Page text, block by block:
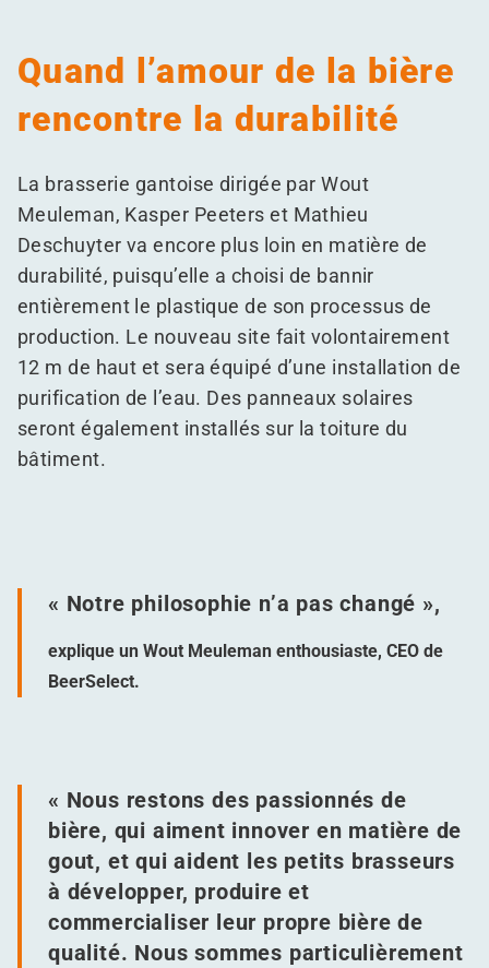
Quand l’amour de la bière
rencontre la durabilité
La brasserie gantoise dirigée par Wout
Meuleman, Kasper Peeters et Mathieu
Deschuyter va encore plus loin en matière de
durabilité, puisqu’elle a choisi de bannir
entièrement le plastique de son processus de
production. Le nouveau site fait volontairement
12 m de haut et sera équipé d’une installation de
purification de l’eau. Des panneaux solaires
seront également installés sur la toiture du
bâtiment.
« Notre philosophie n’a pas changé »,
explique un Wout Meuleman enthousiaste, CEO de
BeerSelect.
« Nous restons des passionnés de
bière, qui aiment innover en matière de
gout, et qui aident les petits brasseurs
à développer, produire et
commercialiser leur propre bière de
qualité. Nous sommes particulièrement